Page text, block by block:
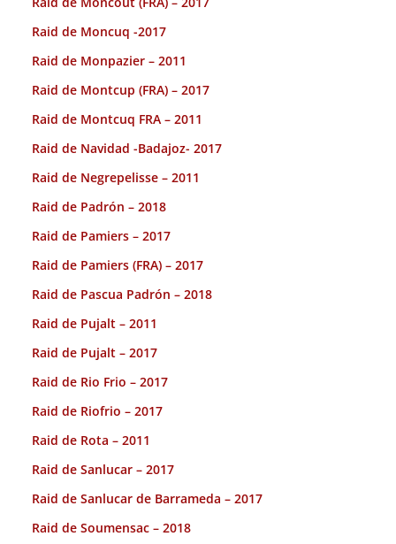
Raid de Moncuq -2017
Raid de Monpazier – 2011
Raid de Montcup (FRA) – 2017
Raid de Montcuq FRA – 2011
Raid de Navidad -Badajoz- 2017
Raid de Negrepelisse – 2011
Raid de Padrón – 2018
Raid de Pamiers – 2017
Raid de Pamiers (FRA) – 2017
Raid de Pascua Padrón – 2018
Raid de Pujalt – 2011
Raid de Pujalt – 2017
Raid de Rio Frio – 2017
Raid de Riofrio – 2017
Raid de Rota – 2011
Raid de Sanlucar – 2017
Raid de Sanlucar de Barrameda – 2017
Raid de Soumensac – 2018